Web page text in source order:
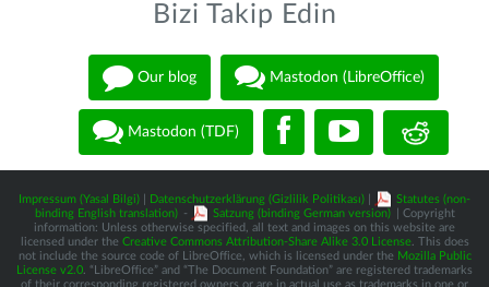
Bizi Takip Edin
Our blog Mastodon (LibreOffice)
Mastodon (TDF)
Impressum (Yasal Bilgi) Datenschutzerklärung (Gizlilik Politikası)
Statutes (non-
binding English translation) - Satzung (binding German version)
| Copyright
information: Unless otherwise specified, all text and images on this website are
licensed under the Creative Commons Attribution-Share Alike 3.0 License. This does
not include the source code of LibreOffice, which is licensed under the Mozilla Public
License v2.0 . “LibreOffice” and “The Document Foundation” are registered trademarks
of their corresponding registered owners or are in actual use as trademarks in one or